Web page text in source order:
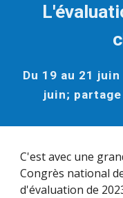
Du 19 au 21
juin;
C'est avec une
Congrès national
d'évaluation de